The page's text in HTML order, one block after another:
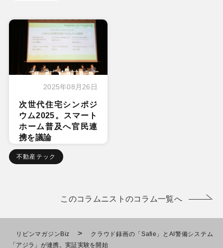
2025年08月26日
次世代住宅シンポジ
ウム2025。スマート
ホーム普及へ官民連
携を議論
不動産テック
このコラムニストのコラム一覧へ
リビンマガジンBiz >
クラウド録画の「Safie」とAI警備システム
「アジラ」が連携。実証実験を開始